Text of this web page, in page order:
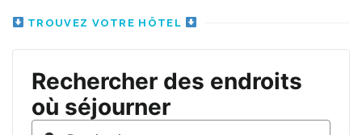
TROUVEZ VOTRE HÔTEL